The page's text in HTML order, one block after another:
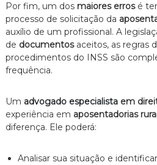
Por fim, um dos maiores errosé
processo de solicitação da
auxílio de um profissional. A
de documentosaceitos, as regras
procedimentos do INSS são
frequência.
Um advogado especialistaem
experiência em aposentadorias
diferença. Ele poderá:
Analisar sua situação e